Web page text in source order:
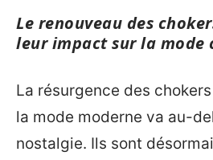
Le renouveau des
leur impact sur la mode
La résurgence des
la mode moderne va au-
nostalgie. Ils sont